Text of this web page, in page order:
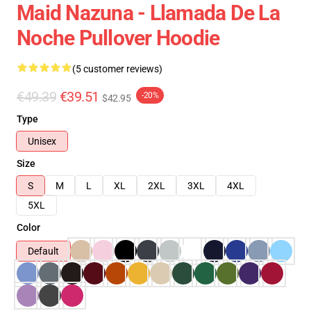
Maid Nazuna - Llamada De La
Noche Pullover Hoodie
(5 customer reviews)
€49.39 €39.51 $42.95 -20%
Type
Unisex
Size
S
M L XL 2XL 3XL
4XL
5XL
Color
Default